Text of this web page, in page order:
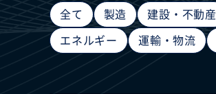
全て 製造 建設・不動産
エネルギー 運輸・物流